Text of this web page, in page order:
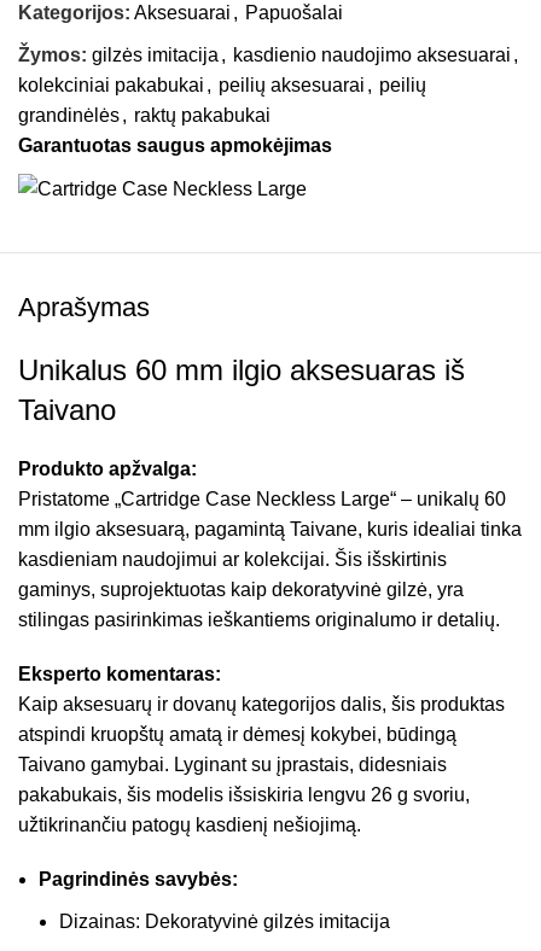
Kategorijos: Aksesuarai , Papuošalai
Žymos: gilzės imitacija , kasdienio naudojimo aksesuarai ,
kolekciniai pakabukai , peilių aksesuarai , peilių
grandinėlės, raktų pakabukai
Garantuotas saugus apmokėjimas
Aprašymas
Unikalus 60 mm ilgio aksesuaras iš
Taivano
Produkto apžvalga:
Pristatome „Cartridge Case Neckless Large“ – unikalų 60
mm ilgio aksesuarą, pagamintą Taivane, kuris idealiai tinka
kasdieniam naudojimui ar kolekcijai. Šis išskirtinis
gaminys, suprojektuotas kaip dekoratyvinė gilzė, yra
stilingas pasirinkimas ieškantiems originalumo ir detalių.
Eksperto komentaras:
Kaip aksesuarų ir dovanų kategorijos dalis, šis produktas
atspindi kruopštų amatą ir dėmesį kokybei, būdingą
Taivano gamybai. Lyginant su įprastais, didesniais
pakabukais, šis modelis išsiskiria lengvu 26 g svoriu,
užtikrinančiu patogų kasdienį nešiojimą.
Pagrindinės savybės:
Dizainas: Dekoratyvinė gilzės imitacija